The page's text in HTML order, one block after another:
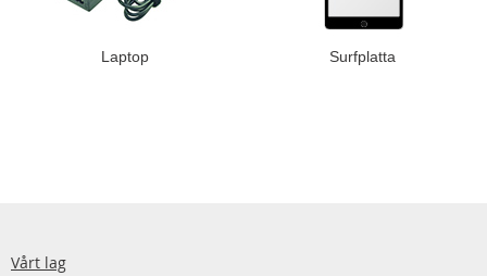
Laptop Surfplatta
Vårt lag